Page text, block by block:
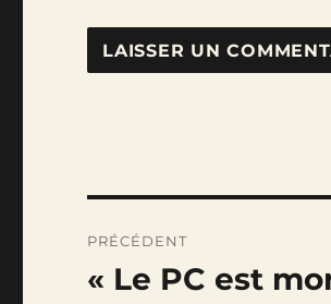
de
PRÉCÉDENT
Publication
« Le PC est